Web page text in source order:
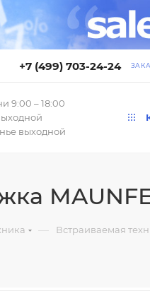
+7 (499) 703-24-24
9:00 – 18:00
выходной
— Встраиваемая